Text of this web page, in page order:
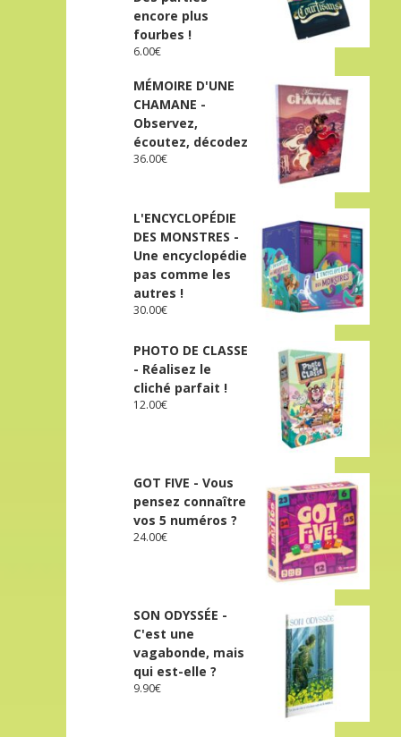
encore plus
fourbes !
6.00€
MÉMOIRE D'UNE
CHAMANE -
Observez,
écoutez, décodez
36.00€
L'ENCYCLOPÉDIE
DES MONSTRES -
Une encyclopédie
pas comme les
autres !
30.00€
PHOTO DE CLASSE
- Réalisez le
cliché parfait !
12.00€
GOT FIVE - Vous
pensez connaître
vos 5 numéros ?
24.00€
SON ODYSSÉE -
C'est une
vagabonde, mais
qui est-elle ?
9.90€